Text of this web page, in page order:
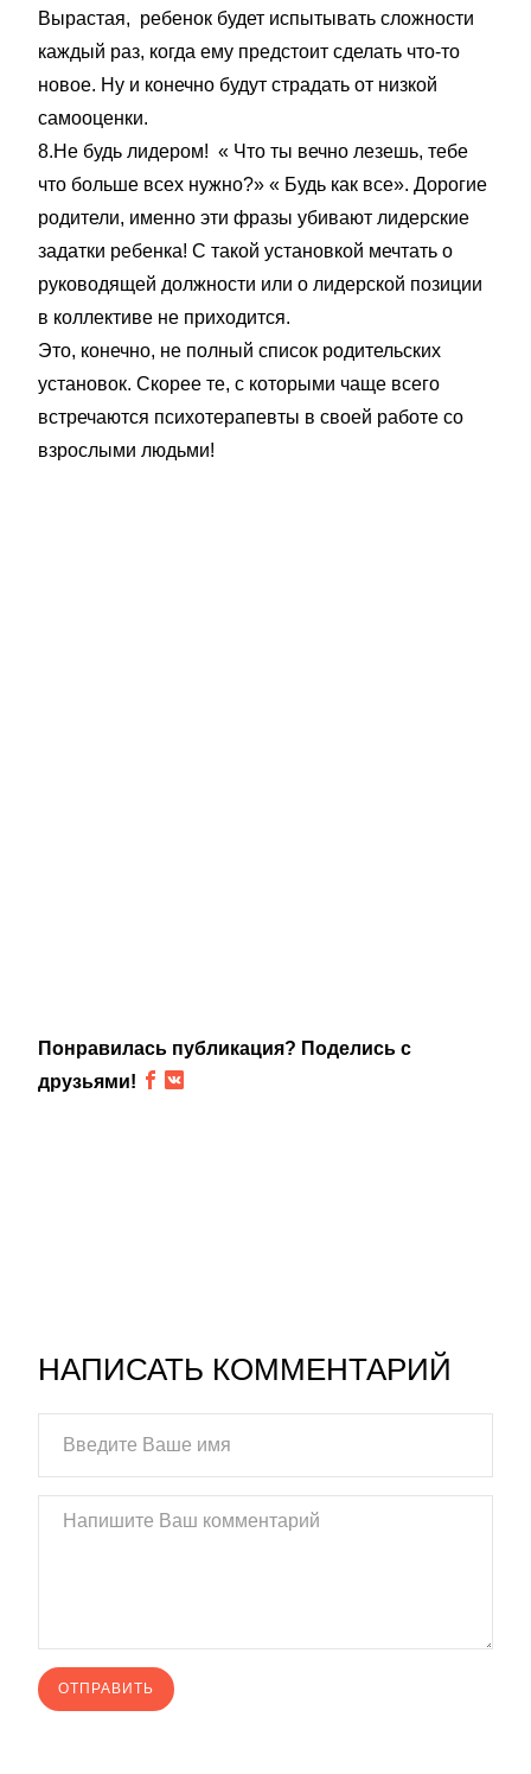
Вырастая, ребенок будет испытывать сложности
каждый раз, когда ему предстоит сделать что-то
новое. Ну и конечно будут страдать от низкой
самооценки.
8.Не будь лидером! « Что ты вечно лезешь, тебе
что больше всех нужно?» « Будь как все». Дорогие
родители, именно эти фразы убивают лидерские
задатки ребенка! С такой установкой мечтать о
руководящей должности или о лидерской позиции
в коллективе не приходится.
Это, конечно, не полный список родительских
установок. Скорее те, с которыми чаще всего
встречаются психотерапевты в своей работе со
взрослыми людьми!
Понравилась публикация? Поделись с
друзьями!
НАПИСАТЬ КОММЕНТАРИЙ